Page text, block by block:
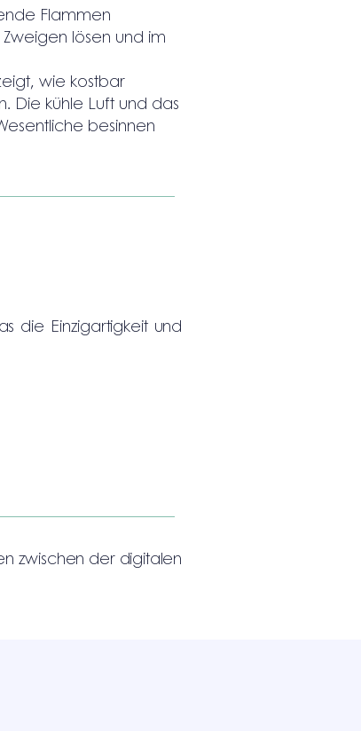
Flammen
lösen und im
wie kostbar
Die kühle Luft und das
besinnen
die Einzigartigkeit und
zwischen der digitalen